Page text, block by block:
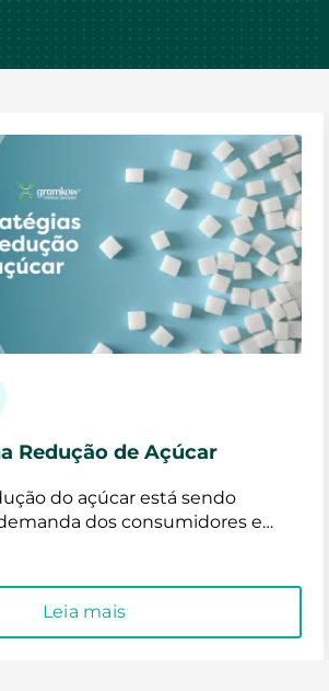
Redução de Açúcar
do açúcar está sendo
dos consumidores e
sabemos que a substituição
tarefa tão simples. Além das
e tecnológicas, o açúcar é
Leia mais